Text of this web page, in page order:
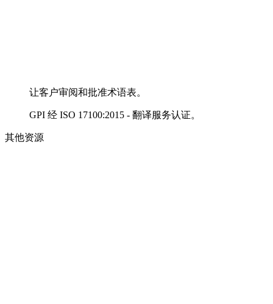
让客户审阅和批准术语表。
GPI 经 ISO 17100:2015 - 翻译服务认证。
其他资源